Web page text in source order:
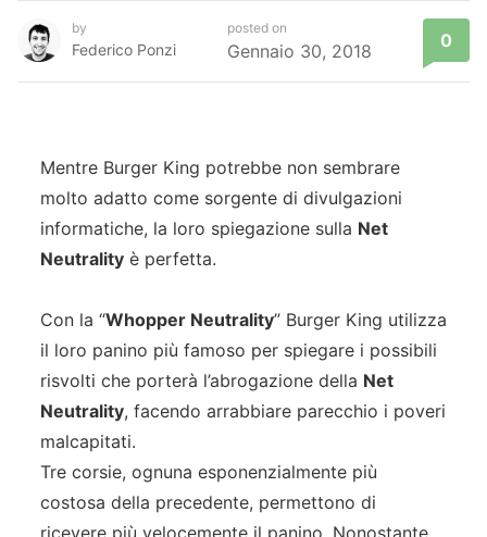
by
Federico Ponzi
posted on
Gennaio 30, 2018 0
Mentre Burger King potrebbe non sembrare
molto adatto come sorgente di divulgazioni
informatiche, la loro spiegazione sulla Net
Neutralityè perfetta.
Con la “Whopper Neutrality” Burger King utilizza
il loro panino più famoso per spiegare i possibili
risvolti che porterà l’abrogazione della Net
Neutrality, facendo arrabbiare parecchio i poveri
malcapitati.
Tre corsie, ognuna esponenzialmente più
costosa della precedente, permettono di